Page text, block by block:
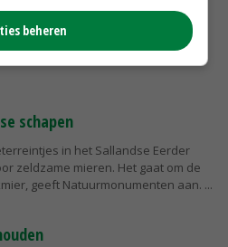
Salland
schapen
in het Sallandse Eerder
zeldzame mieren. Het gaat om de
geeft Natuurmonumenten aan.
beheren